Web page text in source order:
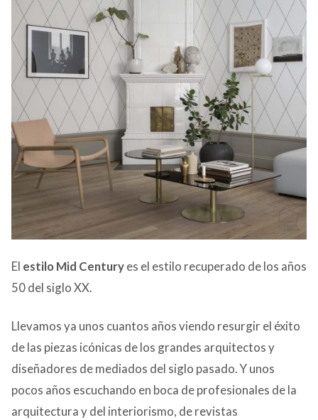
El estilo Mid Centuryes el estilo recuperado de los años
50 del siglo XX.
Llevamos ya unos cuantos años viendo resurgir el éxito
de las piezas icónicas de los grandes arquitectos y
diseñadores de mediados del siglo pasado. Y unos
pocos años escuchando en boca de profesionales de la
arquitectura y del interiorismo, de revistas